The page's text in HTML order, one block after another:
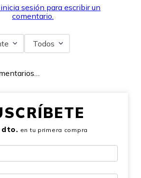
sesión para escribir un
comentario.
Todos
dto. en tu primera compra